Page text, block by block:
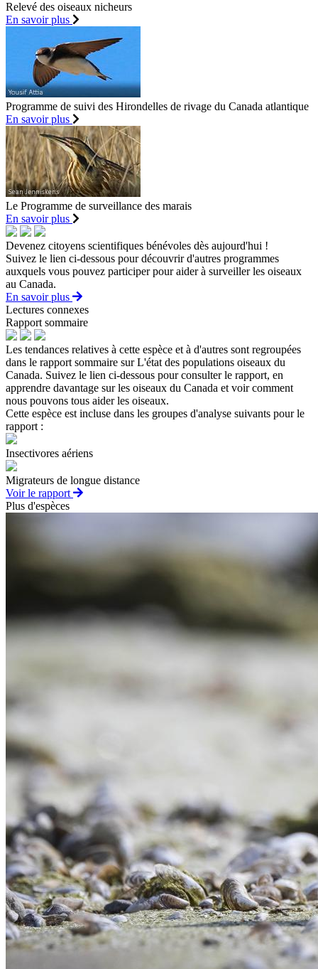
Relevé des oiseaux nicheurs
En savoir plus
Programme de suivi des Hirondelles de rivage du Canada atlantique
En savoir plus
Le Programme de surveillance des marais
En savoir plus
Devenez citoyens scientifiques bénévoles dès aujourd'hui !
Suivez le lien ci-dessous pour découvrir d'autres programmes
auxquels vous pouvez participer pour aider à surveiller les oiseaux
au Canada.
En savoir plus
Lectures connexes
Rapport sommaire
Les tendances relatives à cette espèce et à d'autres sont regroupées
dans le rapport sommaire sur L'état des populations oiseaux du
Canada. Suivez le lien ci-dessous pour consulter le rapport, en
apprendre davantage sur les oiseaux du Canada et voir comment
nous pouvons tous aider les oiseaux.
Cette espèce est incluse dans les groupes d'analyse suivants pour le
rapport :
Insectivores aériens
Migrateurs de longue distance
Voir le rapport
Plus d'espèces